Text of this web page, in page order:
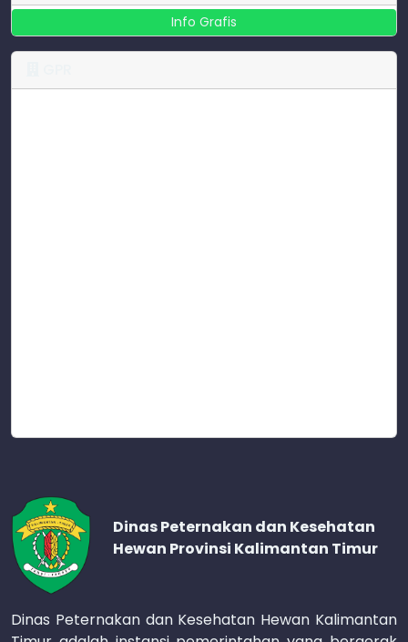
Info Grafis
Dinas Peternakan dan Kesehatan
Hewan Provinsi Kalimantan Timur
Dinas Peternakan dan Kesehatan Hewan Kalimantan